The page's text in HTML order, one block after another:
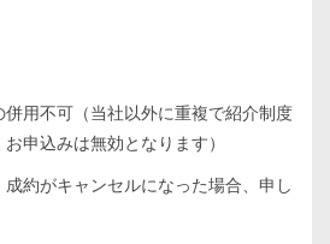
用不可（当社以外に重複で紹介制度
申込みは無効となります）
約がキャンセルになった場合、申し